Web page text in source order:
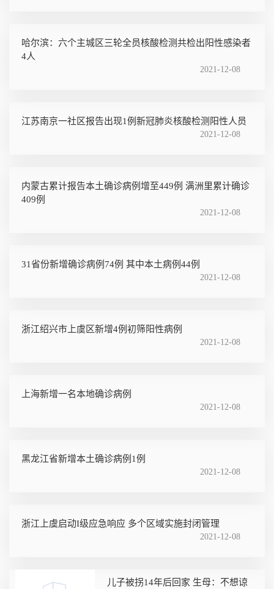
哈尔滨：六个主城区三轮全员核酸检测共检出阳性感染者
4人
2021-12-08
江苏南京一社区报告出现1例新冠肺炎核酸检测阳性人员
2021-12-08
内蒙古累计报告本土确诊病例增至449例 满洲里累计确诊
409例
2021-12-08
31省份新增确诊病例74例 其中本土病例44例
2021-12-08
浙江绍兴市上虞区新增4例初筛阳性病例
2021-12-08
上海新增一名本地确诊病例
2021-12-08
黑龙江省新增本土确诊病例1例
2021-12-08
浙江上虞启动I级应急响应 多个区域实施封闭管理
2021-12-08
儿子被拐14年后回家 生母：不想谅